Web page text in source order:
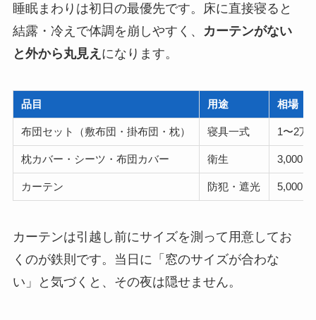
睡眠まわりは初日の最優先です。床に直接寝ると
結露・冷えで体調を崩しやすく、
カーテンがない
と外から丸見え になります。
品目 用途 相場
布団セット（敷布団・掛布団・枕） 寝具一式 1〜2万
枕カバー・シーツ・布団カバー 衛生 3,000
カーテン 防犯・遮光 5,000
カーテンは引越し前にサイズを測って用意してお
くのが鉄則です。当日に「窓のサイズが合わな
い」と気づくと、その夜は隠せません。